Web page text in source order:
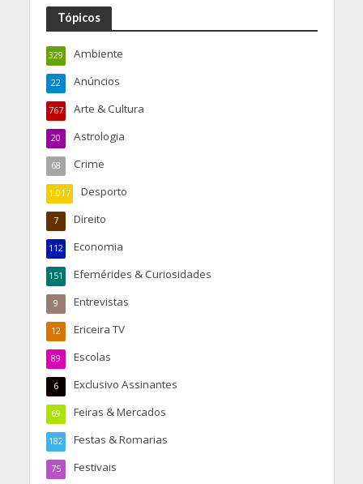
Tópicos
Ambiente
329
Anúncios
22
Arte & Cultura
767
Astrologia
20
Crime
68
Desporto
1.017
Direito
7
Economia
112
Efemérides & Curiosidades
151
Entrevistas
9
Ericeira TV
12
Escolas
89
Exclusivo Assinantes
6
Feiras & Mercados
69
Festas & Romarias
182
Festivais
75